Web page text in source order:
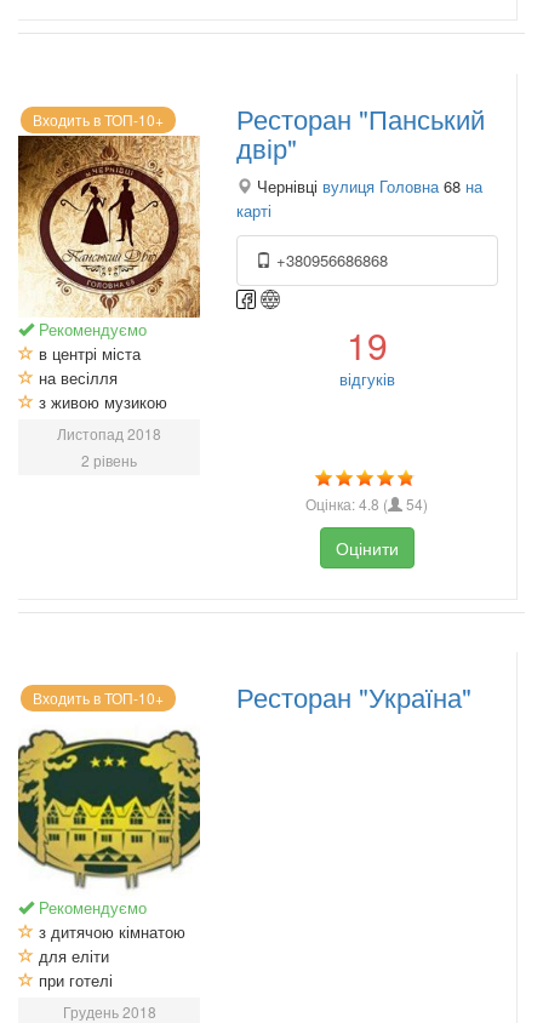
Входить в ТОП-10+
Рекомендуємо
в центрі міста
на весілля
з живою музикою
Листопад 2018
2 рівень
Ресторан "Панський
двір"
Чернівці вулиця Головна 68 на
карті
+380956686868
19
відгуків
Оцінка:4.8 ( 54)
Оцінити
Входить в ТОП-10+
Рекомендуємо
з дитячою кімнатою
для еліти
при готелі
Грудень 2018
Ресторан "Україна"